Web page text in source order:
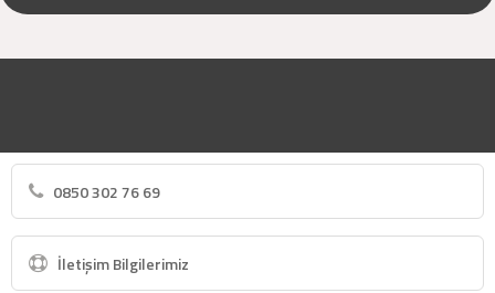
0850 302 76 69
İletişim Bilgilerimiz